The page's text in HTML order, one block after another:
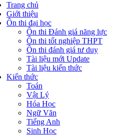
Trang chủ
Giới thiệu
Ôn thi đại học
Ôn thi Đánh giá năng lực
Ôn thi tốt nghiệp THPT
Ôn thi đánh giá tư duy
Tài liệu mới Update
Tài liệu kiến thức
Kiến thức
Toán
Vật Lý
Hóa Học
Ngữ Văn
Tiếng Anh
Sinh Học